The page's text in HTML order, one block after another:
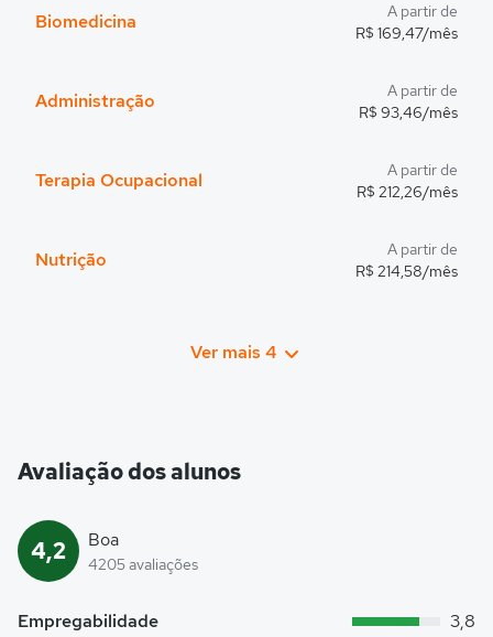
Biomedicina
A partir de
R$ 169,47/mês
Administração
A partir de
R$ 93,46/mês
Terapia Ocupacional
A partir de
R$ 212,26/mês
Nutrição
A partir de
R$ 214,58/mês
Ver mais 4
Avaliação dos alunos
4,2 Boa
4205 avaliações
Empregabilidade 3,8